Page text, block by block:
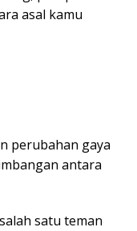
asal kamu
perubahan gaya
antara
satu teman